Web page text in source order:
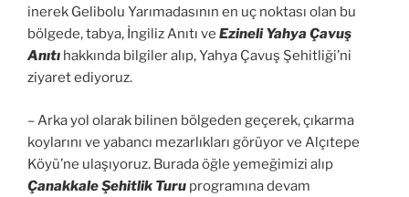
inerek Gelibolu Yarımadasının en uç noktası olan bu
bölgede, tabya, İngiliz Anıtı ve Ezineli Yahya Çavuş
Anıtı hakkında bilgiler alıp, Yahya Çavuş Şehitliği’ni
ziyaret ediyoruz.
– Arka yol olarak bilinen bölgeden geçerek, çıkarma
koylarını ve yabancı mezarlıkları görüyor ve Alçıtepe
Köyü’ne ulaşıyoruz. Burada öğle yemeğimizi alıp
Çanakkale Şehitlik Turu programına devam